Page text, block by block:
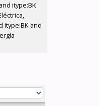
itype:BK
itype:BK and